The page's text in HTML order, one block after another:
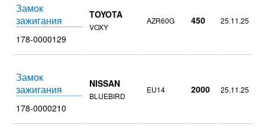
Замок
зажигания
178-0000129
TOYOTA
VOXY
AZR60G 450 25.11.25
Замок
зажигания
178-0000210
NISSAN
BLUEBIRD
EU14 2000 25.11.25